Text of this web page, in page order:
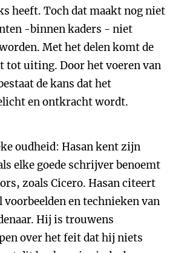
heeft. Toch dat maakt nog niet
-binnen kaders - niet
Met het delen komt de
tot uiting. Door het voeren van
de kans dat het
en ontkracht wordt.
oudheid: Hasan kent zijn
elke goede schrijver benoemt
zoals Cicero. Hasan citeert
en technieken van
Hij is trouwens
over het feit dat hij niets